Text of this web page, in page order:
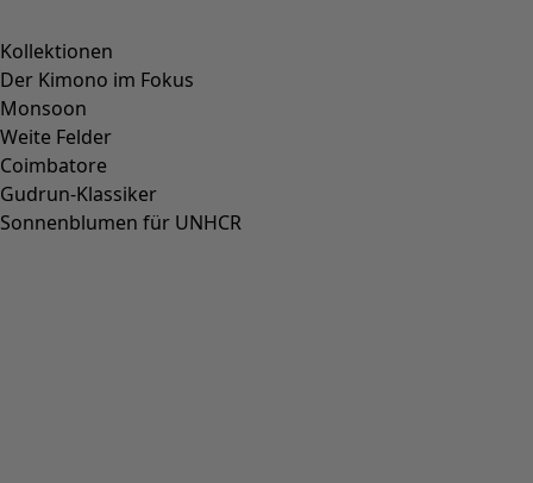
Kollektionen
Der Kimono im Fokus
Monsoon
Weite Felder
Coimbatore
Gudrun-Klassiker
Sonnenblumen für UNHCR